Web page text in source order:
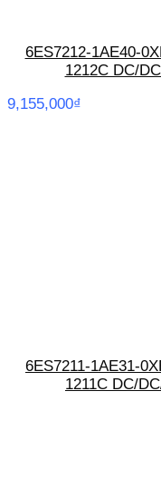
6ES7212-1AE40-
1212C DC/
9,155,000₫
6ES7211-1AE31-
1211C DC/